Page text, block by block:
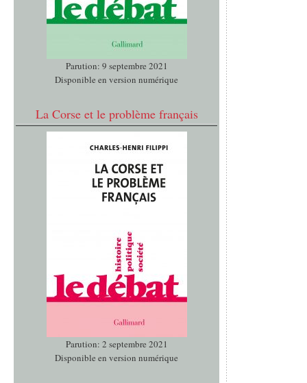
Parution: 9 septembre 2021
Disponible en version numérique
La Corse et le problème français
Parution: 2 septembre 2021
Disponible en version numérique